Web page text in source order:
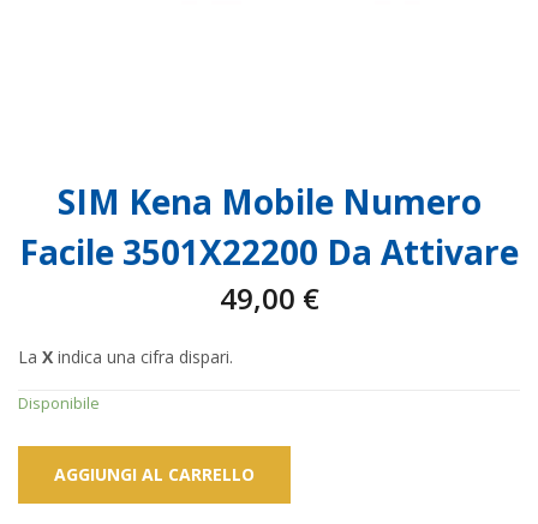
SIM Kena Mobile Numero
Facile 3501X22200 Da Attivare
49,00 €
La X indica una cifra dispari.
Disponibile
AGGIUNGI AL CARRELLO